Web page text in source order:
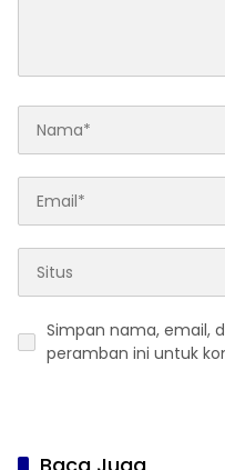
Simpan nama, email,
peramban ini untuk